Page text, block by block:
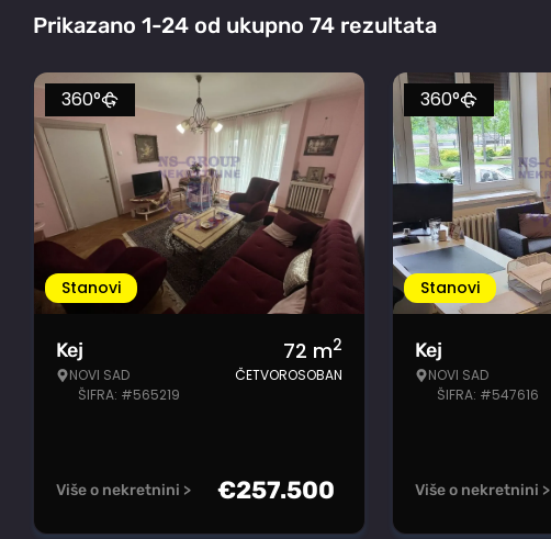
Prikazano 1-24 od ukupno 74 rezultata
Stanovi
360°
Kej
NOVI SAD
ŠIFRA: #565219
72 m2
ČETVOROSOBAN
Više o nekretnini > €257.500
Stanovi
360°
Kej
NOVI SAD
ŠIFRA: #547616
Više o nekretnini >